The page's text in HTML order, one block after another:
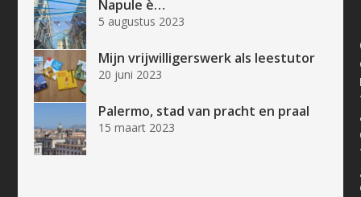
Napule è…
5 augustus 2023
Mijn vrijwilligerswerk als leestutor
20 juni 2023
Palermo, stad van pracht en praal
15 maart 2023